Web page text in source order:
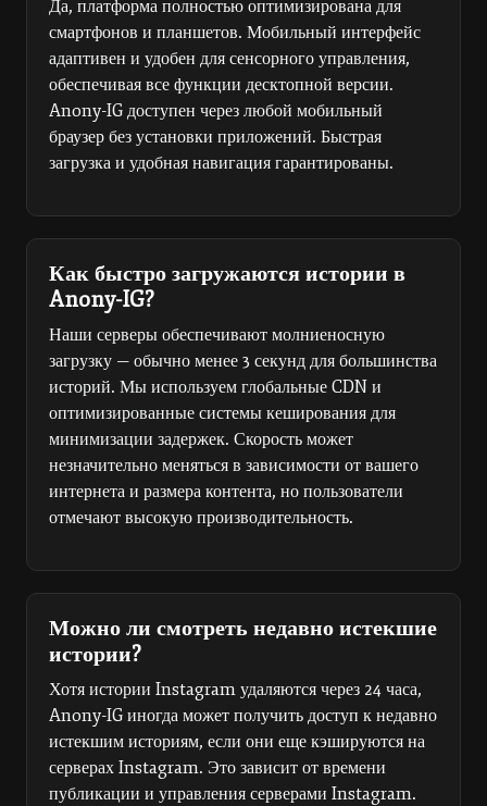
Да, платформа полностью оптимизирована для
смартфонов и планшетов. Мобильный интерфейс
адаптивен и удобен для сенсорного управления,
обеспечивая все функции десктопной версии.
Anony-IG доступен через любой мобильный
браузер без установки приложений. Быстрая
загрузка и удобная навигация гарантированы.
Как быстро загружаются истории в
Anony-IG?
Наши серверы обеспечивают молниеносную
загрузку — обычно менее 3 секунд для большинства
историй. Мы используем глобальные CDN и
оптимизированные системы кеширования для
минимизации задержек. Скорость может
незначительно меняться в зависимости от вашего
интернета и размера контента, но пользователи
отмечают высокую производительность.
Можно ли смотреть недавно истекшие
истории?
Хотя истории Instagram удаляются через 24 часа,
Anony-IG иногда может получить доступ к недавно
истекшим историям, если они еще кэшируются на
серверах Instagram. Это зависит от времени
публикации и управления серверами Instagram.